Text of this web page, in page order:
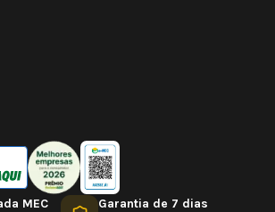
MEC Garantia de 7 dias